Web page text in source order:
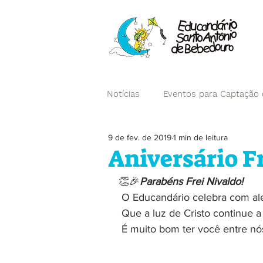
Notícias Eventos para Captação
Campanhas
Aniversário
9 de fev. de 20191 min de leitura
👏🎉Parabéns Frei Nivaldo!
O Educandário celebra com
Que a luz de Cristo continue
É muito bom ter você entre